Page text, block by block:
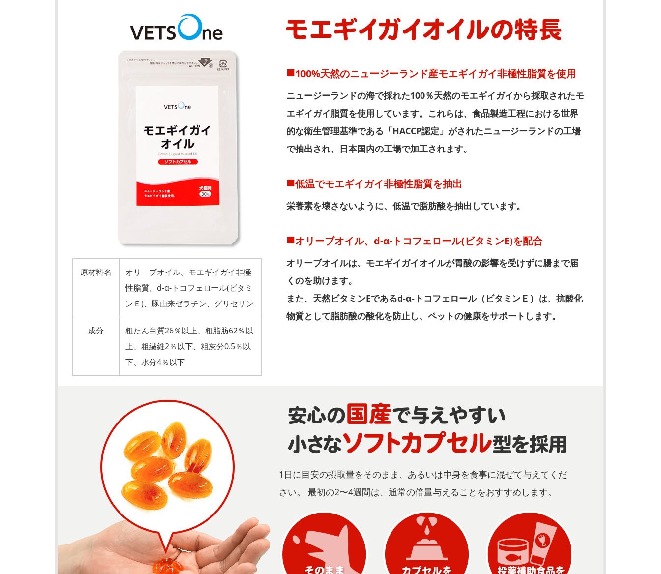
原材料名
オリーブオイル、モエギイガイ非極
性脂質、d-α-トコフェロール(ビタミ
ンＥ)、豚由来ゼラチン、グリセリン
成分
粗たん白質26％以上、粗脂肪62％以
上、粗繊維2％以下、粗灰分0.5％以
下、水分4％以下
100%天然のニュージーランド産モエギイガイ非極性脂質を使用
ニュージーランドの海で採れた100％天然のモエギイガイから採取されたモ
エギイガイ脂質を使用しています。これらは、食品製造工程における世界
的な衛生管理基準である「HACCP認定」がされたニュージーランドの工場
で抽出され、日本国内の工場で加工されます。
低温でモエギイガイ非極性脂質を抽出
栄養素を壊さないように、低温で脂肪酸を抽出しています。
オリーブオイル、d-α-トコフェロール(ビタミンE)を配合
オリーブオイルは、モエギイガイオイルが胃酸の影響を受けずに腸まで届
くのを助けます。
また、天然ビタミンEであるd-α-トコフェロール（ビタミンＥ）は、抗酸化
物質として脂肪酸の酸化を防止し、ペットの健康をサポートします。
1日に目安の摂取量をそのまま、あるいは中身を食事に混ぜて与えてくだ
さい。 最初の2〜4週間は、通常の倍量与えることをおすすめします。